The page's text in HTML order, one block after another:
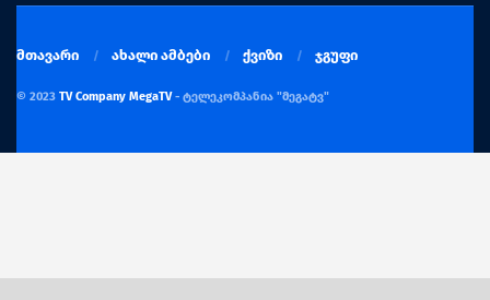
მთავარი ახალი ამბები ქვიზი ჯგუფი
© 2023 TV Company MegaTV- ტელეკომპანია "მეგატვ"